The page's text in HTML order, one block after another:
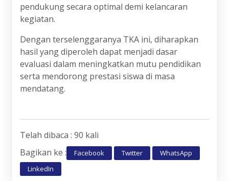
pendukung secara optimal demi kelancaran
kegiatan.
Dengan terselenggaranya TKA ini, diharapkan
hasil yang diperoleh dapat menjadi dasar
evaluasi dalam meningkatkan mutu pendidikan
serta mendorong prestasi siswa di masa
mendatang.
Telah dibaca : 90 kali
Bagikan ke :
Facebook Twitter
WhatsApp
LinkedIn